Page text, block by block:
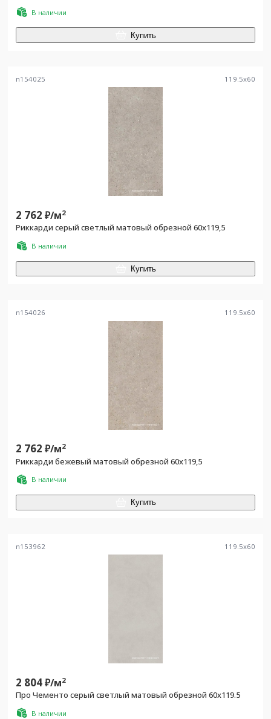
В наличии
Купить
n154025 119.5x60
2 762 ₽/м2
Риккарди серый светлый матовый обрезной 60х119,5
В наличии
Купить
n154026 119.5x60
2 762 ₽/м2
Риккарди бежевый матовый обрезной 60x119,5
В наличии
Купить
n153962 119.5x60
2 804₽/м2
Про Чементо серый светлый матовый обрезной 60x119.5
В наличии